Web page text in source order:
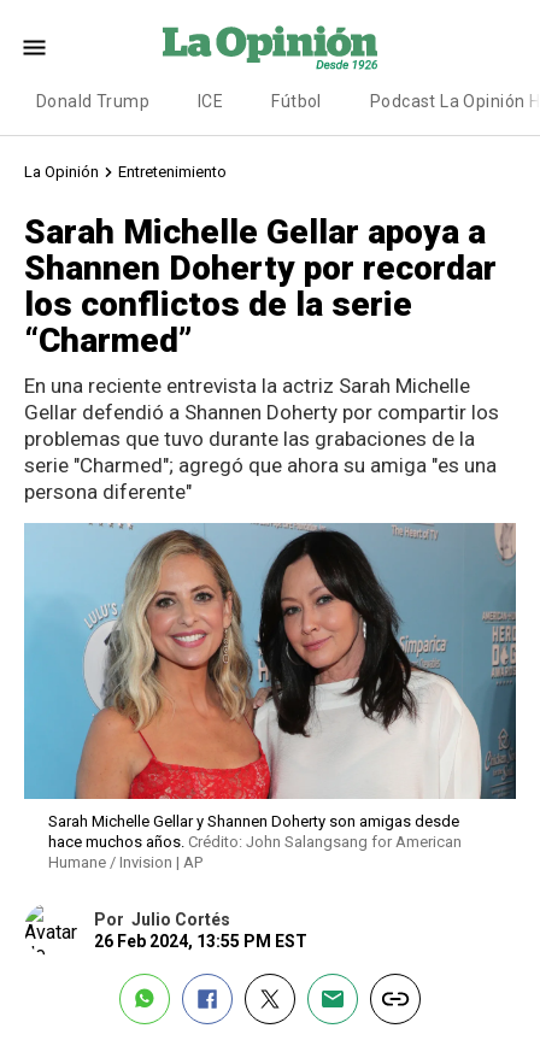
Donald Trump ICE Fútbol Podcast La Opinión
La Opinión Entretenimiento
Sarah Michelle Gellar apoya a
Shannen Doherty por recordar
los conflictos de la serie
“Charmed”
En una reciente entrevista la actriz Sarah Michelle
Gellar defendió a Shannen Doherty por compartir los
problemas que tuvo durante las grabaciones de la
serie "Charmed"; agregó que ahora su amiga "es una
persona diferente"
Sarah Michelle Gellar y Shannen Doherty son amigas desde
hace muchos años. Crédito: John Salangsang for American
Humane / Invision | AP
Por Julio Cortés
26 Feb 2024, 13:55 PM EST